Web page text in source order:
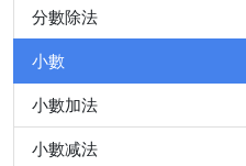
分數除法
小數
小數加法
小數减法